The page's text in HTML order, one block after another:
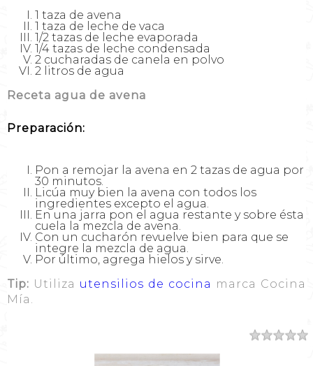
1 taza de avena
1 taza de leche de vaca
1/2 tazas de leche evaporada
1/4 tazas de leche condensada
2 cucharadas de canela en polvo
2 litros de agua
Receta agua de avena
Preparación:
Pon a remojar la avena en 2 tazas de agua por
30 minutos.
Licúa muy bien la avena con todos los
ingredientes excepto el agua.
En una jarra pon el agua restante y sobre ésta
cuela la mezcla de avena.
Con un cucharón revuelve bien para que se
integre la mezcla de agua.
Por último, agrega hielos y sirve.
Tip: Utiliza utensilios de cocina marca Cocina
Mía.